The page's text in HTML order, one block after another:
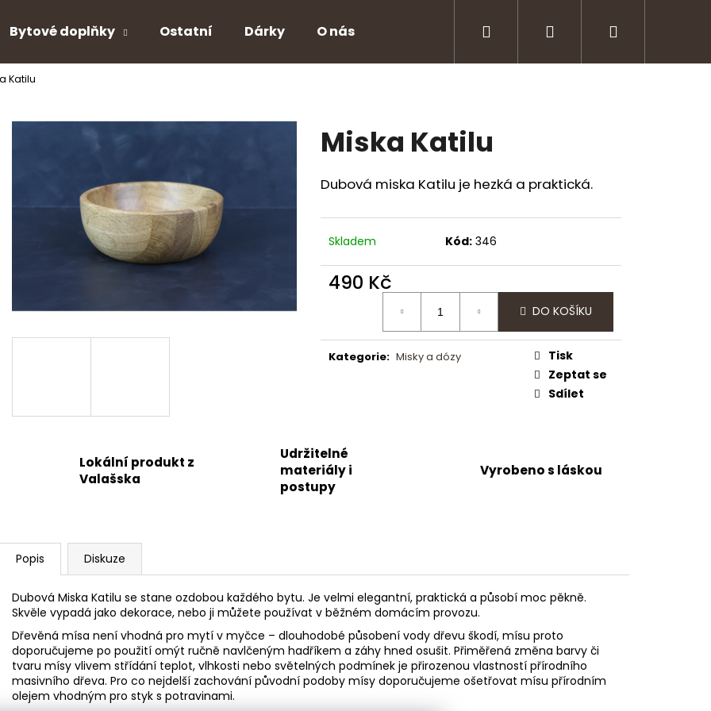
Bytové doplňky Ostatní Dárky O nás Obchodní podmínky
Přihlášení
Katilu
Miska Katilu
Dubová miska Katilu je hezká a praktická.
Skladem Kód: 346
490 Kč
DO KOŠÍKU
Kategorie: Misky a dózy
Tisk
Zeptat se
Sdílet
Lokální produkt z
Valašska
Udržitelné
materiály i
postupy
Vyrobeno s láskou
Popis Diskuze
Dubová Miska Katilu se stane ozdobou každého bytu. Je velmi elegantní, praktická a působí moc pěkně.
Skvěle vypadá jako dekorace, nebo ji můžete používat v běžném domácím provozu.
Dřevěná mísa není vhodná pro mytí v myčce – dlouhodobé působení vody dřevu škodí, mísu proto
doporučujeme po použití omýt ručně navlčeným hadříkem a záhy hned osušit. Přiměřená změna barvy či
tvaru mísy vlivem střídání teplot, vlhkosti nebo světelných podmínek je přirozenou vlastností přírodního
masivního dřeva. Pro co nejdelší zachování původní podoby mísy doporučujeme ošetřovat mísu přírodním
olejem vhodným pro styk s potravinami.
Co potřebujete najít?
Doporučujeme